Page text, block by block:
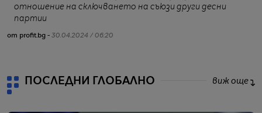
отношение на сключването на съюзи други десни
партии
от profit.bg - 30.04.2024 / 06:20
ПОСЛЕДНИ ГЛОБАЛНО виж още